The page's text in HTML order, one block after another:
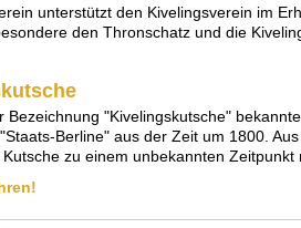
unterstützt den Kivelingsverein im
den Thronschatz und die
Bezeichnung "Kivelingskutsche"
Berline" aus der Zeit um 1800.
zu einem unbekannten Zeitpunkt